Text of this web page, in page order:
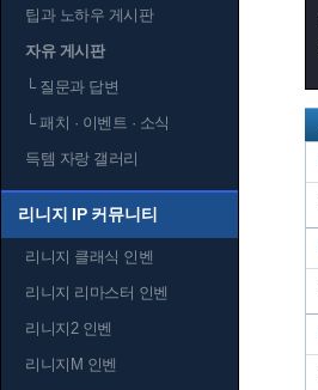
팁과 노하우 게시판
자유 게시판
└질문과 답변
└패치 · 이벤트 · 소식
득템 자랑 갤러리
리니지 IP 커뮤니티
리니지 클래식 인벤
리니지 리마스터 인벤
리니지2 인벤
리니지M 인벤